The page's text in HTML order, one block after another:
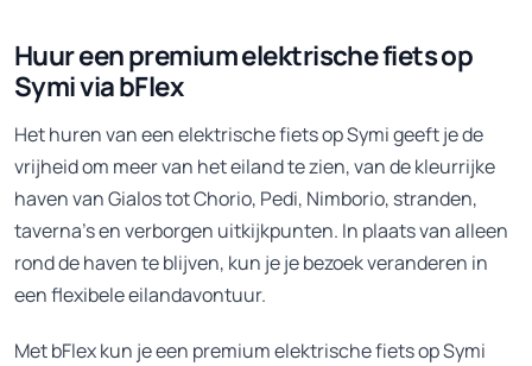
Huur een premium elektrische fiets op
Symi via bFlex
Het huren van een elektrische fiets op Symi geeft je de
vrijheid om meer van het eiland te zien, van de kleurrijke
haven van Gialos tot Chorio, Pedi, Nimborio, stranden,
taverna's en verborgen uitkijkpunten. In plaats van alleen
rond de haven te blijven, kun je je bezoek veranderen in
een flexibele eilandavontuur.
Met bFlex kun je een premium elektrische fiets op Symi